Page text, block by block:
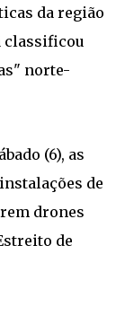
da região
classificou
norte-
(6), as
de
drones
de